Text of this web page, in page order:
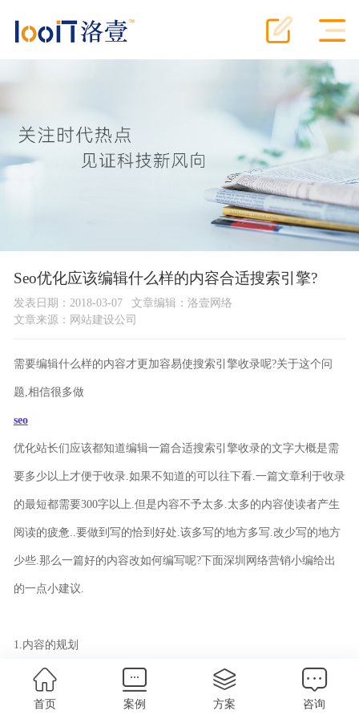
Seo优化应该编辑什么样的内容合适搜索引擎?
发表日期：2018-03-07
文章编辑：洛壹网络
文章来源： 网站建设公司
需要编辑什么样的内容才更加容易使搜索引擎收录呢?关于这个问
题,相信很多做
seo
优化站长们应该都知道编辑一篇合适搜索引擎收录的文字大概是需
要多少以上才便于收录.如果不知道的可以往下看.一篇文章利于收录
的最短都需要300字以上.但是内容不予太多.太多的内容使读者产生
阅读的疲惫..要做到写的恰到好处.该多写的地方多写.改少写的地方
少些.那么一篇好的内容改如何编写呢?下面深圳网络营销小编给出
的一点小建议.
1.内容的规划
规划好的一篇文章写出来才会使其更加顺畅,通顺.好的文章读者会一
直看到底.读完为止，甚至还会从读，如果内容不是顺畅的，读者也
首页 案例 方案 咨询